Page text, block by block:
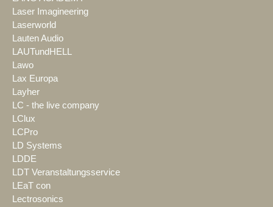
Laser Imagineering
Laserworld
Lauten Audio
LAUTundHELL
Lawo
Lax Europa
Layher
LC - the live company
LClux
LCPro
LD Systems
LDDE
LDT Veranstaltungsservice
LEaT con
Lectrosonics